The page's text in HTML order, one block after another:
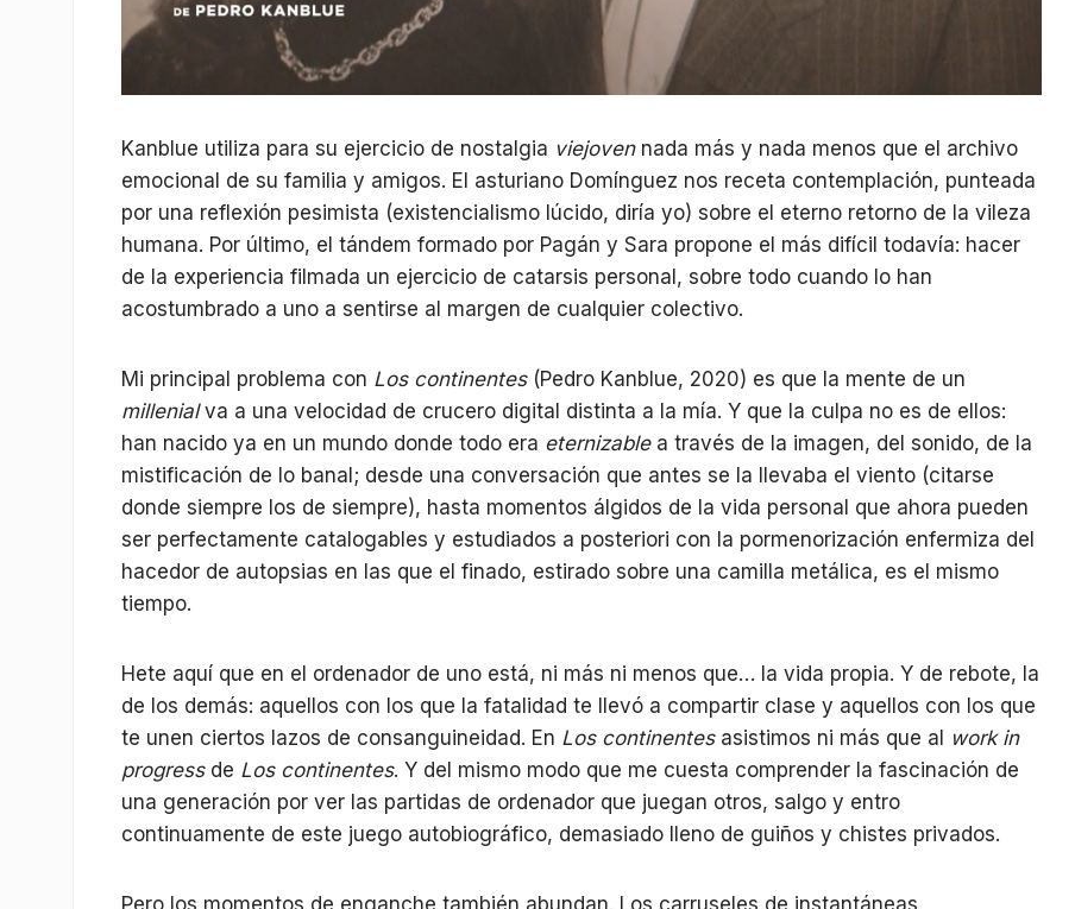
Kanblue utiliza para su ejercicio de nostalgia viejovennada más y nada menos que el archivo
emocional de su familia y amigos. El asturiano Domínguez nos receta contemplación, punteada
por una reflexión pesimista (existencialismo lúcido, diría yo) sobre el eterno retorno de la vileza
humana. Por último, el tándem formado por Pagán y Sara propone el más difícil todavía: hacer
de la experiencia filmada un ejercicio de catarsis personal, sobre todo cuando lo han
acostumbrado a uno a sentirse al margen de cualquier colectivo.
Mi principal problema con Los continentes(Pedro Kanblue, 2020) es que la mente de un
millenialva a una velocidad de crucero digital distinta a la mía. Y que la culpa no es de ellos:
han nacido ya en un mundo donde todo era eternizablea través de la imagen, del sonido, de la
mistificación de lo banal; desde una conversación que antes se la llevaba el viento (citarse
donde siempre los de siempre), hasta momentos álgidos de la vida personal que ahora pueden
ser perfectamente catalogables y estudiados a posteriori con la pormenorización enfermiza del
hacedor de autopsias en las que el finado, estirado sobre una camilla metálica, es el mismo
tiempo.
Hete aquí que en el ordenador de uno está, ni más ni menos que… la vida propia. Y de rebote, la
de los demás: aquellos con los que la fatalidad te llevó a compartir clase y aquellos con los que
te unen ciertos lazos de consanguineidad. En Los continentesasistimos ni más que al
work in
progressde Los continentes. Y del mismo modo que me cuesta comprender la fascinación de
una generación por ver las partidas de ordenador que juegan otros, salgo y entro
continuamente de este juego autobiográfico, demasiado lleno de guiños y chistes privados.